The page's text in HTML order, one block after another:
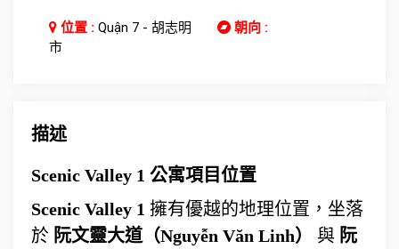
位置 : Quận 7 - 胡志明
市
朝向 :
描述
Scenic Valley 1 公寓項目位置
Scenic Valley 1 擁有優越的地理位置，坐落
於 阮文靈大道（Nguyễn Văn Linh） 與 阮